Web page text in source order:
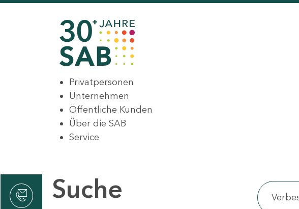
Privatpersonen
Unternehmen
Öffentliche Kunden
Über die SAB
Service
Suche